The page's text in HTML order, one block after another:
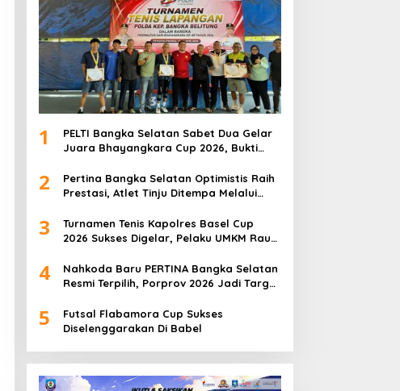
1
PELTI Bangka Selatan Sabet Dua Gelar
Juara Bhayangkara Cup 2026, Bukti
2
Pertina Bangka Selatan Optimistis Raih
Prestasi, Atlet Tinju Ditempa Melalui
3
Turnamen Tenis Kapolres Basel Cup
2026 Sukses Digelar, Pelaku UMKM Raup
4
Nahkoda Baru PERTINA Bangka Selatan
Resmi Terpilih, Porprov 2026 Jadi Target
5
Futsal Flabamora Cup Sukses
Diselenggarakan Di Babel